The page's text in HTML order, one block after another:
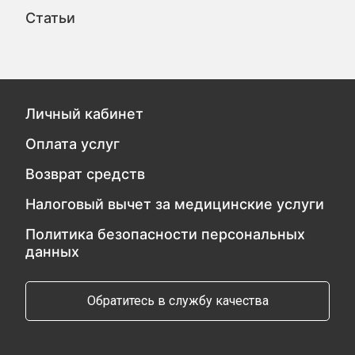
Статьи
Личный кабинет
Оплата услуг
Возврат средств
Налоговый вычет за медицинские услуги
Политика безопасности персональных
данных
Обратитесь в службу качества